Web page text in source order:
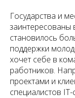
Государства и
становилось
поддержки
хочет себе в
работников.
проектами и
специалистов